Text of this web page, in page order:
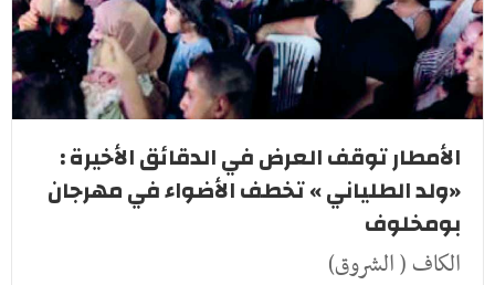
الأمطار توقف العرض في الدقائق الأخيرة :
«ولد الطلياني » تخطف الأضواء في مهرجان
بومخلوف
الكاف ( الشروق)